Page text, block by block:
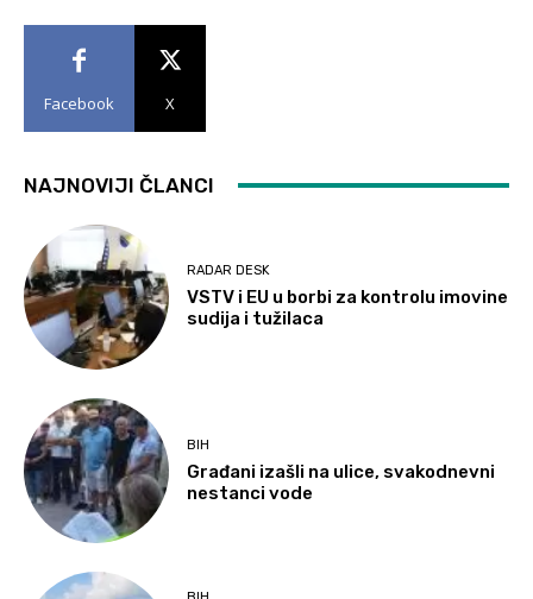
Facebook X
NAJNOVIJI ČLANCI
RADAR DESK
VSTV i EU u borbi za kontrolu imovine
sudija i tužilaca
BIH
Građani izašli na ulice, svakodnevni
nestanci vode